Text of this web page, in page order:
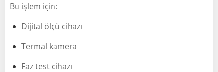
Bu işlem için:
Dijital ölçü cihazı
Termal kamera
Faz test cihazı